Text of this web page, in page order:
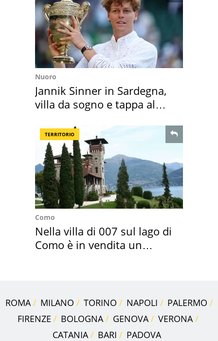
Nuoro
Jannik Sinner in Sardegna,
villa da sogno e tappa al
TERRITORIO
Como
Nella villa di 007 sul lago di
Como è in vendita un
ROMA MILANO TORINO NAPOLI
PALERMO
FIRENZE
BOLOGNA GENOVA
VERONA
CATANIA
BARI PADOVA